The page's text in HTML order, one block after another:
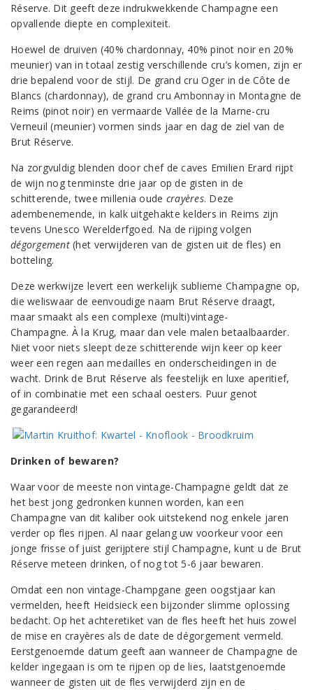
Réserve. Dit geeft deze indrukwekkende Champagne een
opvallende diepte en complexiteit.
Hoewel de druiven (40% chardonnay, 40% pinot noir en 20%
meunier) van in totaal zestig verschillende cru’s komen, zijn er
drie bepalend voor de stijl. De grand cru Oger in de Côte de
Blancs (chardonnay), de grand cru Ambonnay in Montagne de
Reims (pinot noir) en vermaarde Vallée de la Marne-cru
Verneuil (meunier) vormen sinds jaar en dag de ziel van de
Brut Réserve.
Na zorgvuldig blenden door chef de caves Emilien Erard rijpt
de wijn nog tenminste drie jaar op de gisten in de
schitterende, twee millenia oude crayères. Deze
adembenemende, in kalk uitgehakte kelders in Reims zijn
tevens Unesco Werelderfgoed. Na de rijping volgen
dégorgement(het verwijderen van de gisten uit de fles) en
botteling.
Deze werkwijze levert een werkelijk sublieme Champagne op,
die weliswaar de eenvoudige naam Brut Réserve draagt,
maar smaakt als een complexe (multi)vintage-
Champagne. À la Krug, maar dan vele malen betaalbaarder.
Niet voor niets sleept deze schitterende wijn keer op keer
weer een regen aan medailles en onderscheidingen in de
wacht. Drink de Brut Réserve als feestelijk en luxe aperitief,
of in combinatie met een schaal oesters. Puur genot
gegarandeerd!
Drinken of bewaren?
Waar voor de meeste non vintage-Champagne geldt dat ze
het best jong gedronken kunnen worden, kan een
Champagne van dit kaliber ook uitstekend nog enkele jaren
verder op fles rijpen. Al naar gelang uw voorkeur voor een
jonge frisse of juist gerijptere stijl Champagne, kunt u de Brut
Réserve meteen drinken, of nog tot 5-6 jaar bewaren.
Omdat een non vintage-Champgane geen oogstjaar kan
vermelden, heeft Heidsieck een bijzonder slimme oplossing
bedacht. Op het achteretiket van de fles heeft het huis zowel
de mise en crayères als de date de dégorgement vermeld.
Eerstgenoemde datum geeft aan wanneer de Champagne de
kelder ingegaan is om te rijpen op de lies, laatstgenoemde
wanneer de gisten uit de fles verwijderd zijn en de